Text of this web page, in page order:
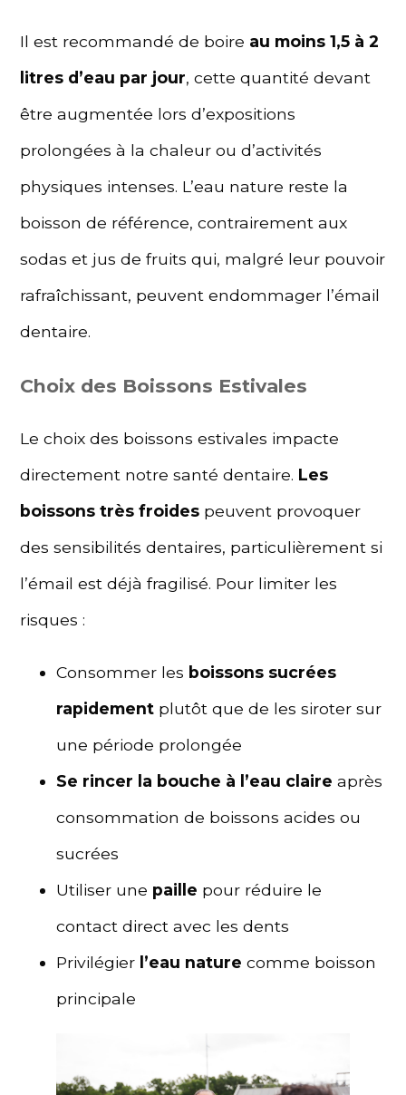
Il est recommandé de boire au moins 1,5 à 2
litres d’eau par jour, cette quantité devant
être augmentée lors d’expositions
prolongées à la chaleur ou d’activités
physiques intenses. L’eau nature reste la
boisson de référence, contrairement aux
sodas et jus de fruits qui, malgré leur pouvoir
rafraîchissant, peuvent endommager l’émail
dentaire.
Choix des Boissons Estivales
Le choix des boissons estivales impacte
directement notre santé dentaire. Les
boissons très froidespeuvent provoquer
des sensibilités dentaires, particulièrement si
l’émail est déjà fragilisé. Pour limiter les
risques :
Consommer les boissons sucrées
rapidementplutôt que de les siroter sur
une période prolongée
Se rincer la bouche à l’eau claire après
consommation de boissons acides ou
sucrées
Utiliser une paille pour réduire le
contact direct avec les dents
Privilégier l’eau nature comme boisson
principale